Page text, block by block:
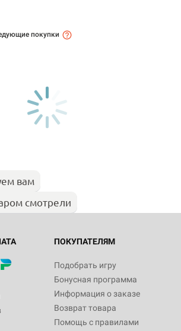
покупки
вам
смотрели
ПОКУПАТЕЛЯМ
Подобрать игру
Бонусная программа
Информация о заказе
Возврат товара
Помощь с правилами